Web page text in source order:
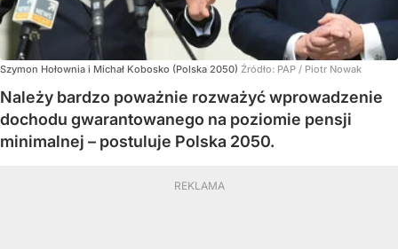
Szymon Hołownia i Michał Kobosko (Polska 2050) Źródło: PAP / Piotr Nowak
Należy bardzo poważnie rozważyć wprowadzenie
dochodu gwarantowanego na poziomie pensji
minimalnej – postuluje Polska 2050.